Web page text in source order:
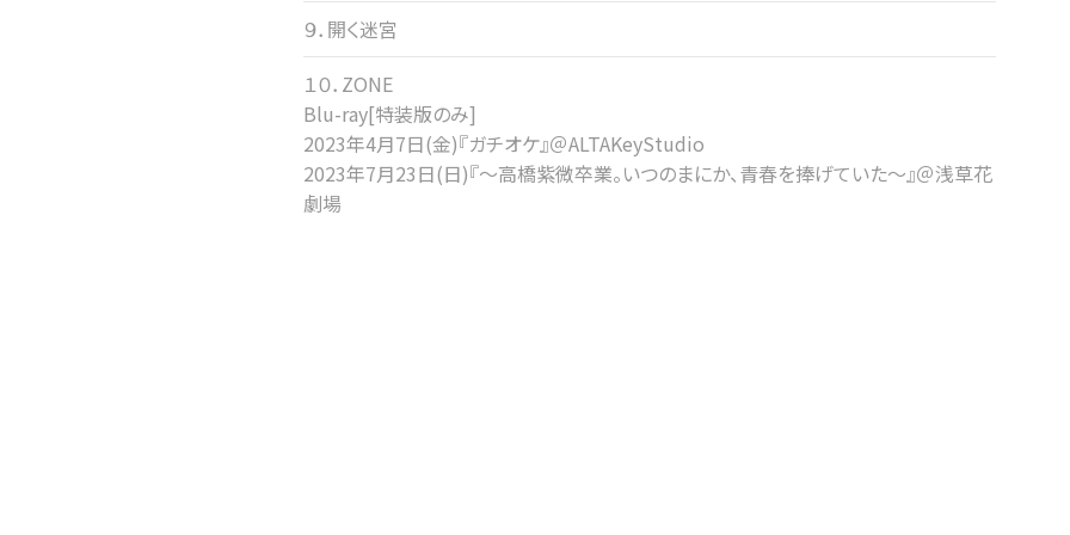
９．開く迷宮
１０．ZONE
Blu-ray[特装版のみ]
2023年4月7日(金)『ガチオケ』＠ALTAKeyStudio
2023年7月23日(日)『〜高橋紫微卒業。いつのまにか、青春を捧げていた〜』＠浅草花
劇場